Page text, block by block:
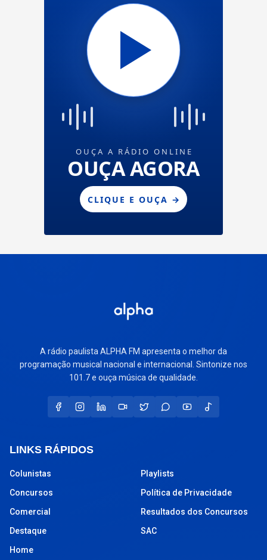
A rádio paulista ALPHA FM apresenta o melhor da
programação musical nacional e internacional. Sintonize nos
101.7 e ouça música de qualidade.
LINKS RÁPIDOS
Colunistas
Concursos
Comercial
Destaque
Home
Playlists
Política de Privacidade
Resultados dos Concursos
SAC